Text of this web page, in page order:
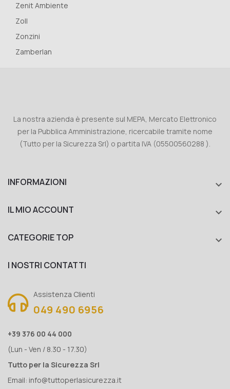
Zenit Ambiente
Zoll
Zonzini
Zamberlan
La nostra azienda è presente sul MEPA, Mercato Elettronico
per la Pubblica Amministrazione, ricercabile tramite nome
(Tutto per la Sicurezza Srl) o partita IVA (05500560288 ).
INFORMAZIONI 
IL MIO ACCOUNT 
CATEGORIE TOP 
I NOSTRI CONTATTI
Assistenza Clienti
049 490 6956
+39 376 00 44 000
(Lun - Ven / 8.30 - 17.30)
Tutto per la Sicurezza Srl
Email: info@tuttoperlasicurezza.it